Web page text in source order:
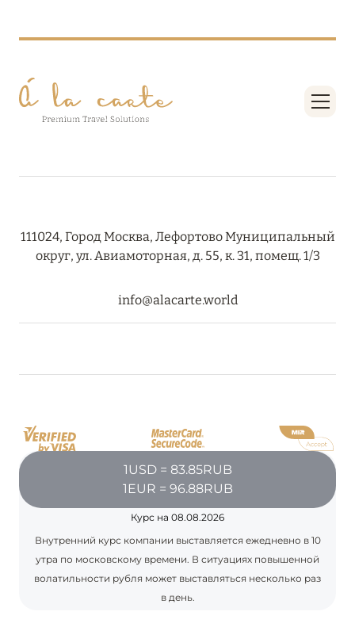
27 сентября 2024
КОНЦЕПЦИЯ «ВСЁ ВКЛЮЧЕНО – ВСЁ
ЭКСКЛЮЗИВНО»
И ULTIMA COURCHEVEL
Подробнее
08 августа 2024
30 июля 2024
ONE&ONLY PORTONOVI: В АВГУСТЕ ПО
19 июля 2024
111024, Город Москва, Лефортово Муниципальный
округ, ул. Авиамоторная, д. 55, к. 31, помещ. 1/3
info@alacarte.world
1USD = 83.85RUB
1EUR = 96.88RUB
Курс на 08.08.2026
Внутренний курс компании выставляется ежедневно в 10
утра по московскому времени. В ситуациях повышенной
волатильности рубля может выставляться несколько раз
в день.